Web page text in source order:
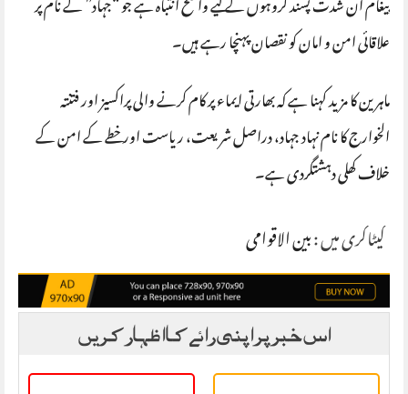
علاقائی امن و امان کو نقصان پہنچا رہے ہیں۔
ماہرین کا مزید کہنا ہے کہ بھارتی ایماء پر کام کرنے والی پراکسیز اور فتنتہ
الخوارج کا نام نہاد جہاد، دراصل شریعت، ریاست اور خطے کے امن کے
خلاف کھلی دہشتگردی ہے۔
کیٹاگری میں :بین الاقوامی
اس خبر پر اپنی رائے کا اظہار کریں